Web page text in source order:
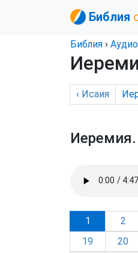
Библия
Библия ›
‹ Исаия
Иеремия.
1 2
19
20